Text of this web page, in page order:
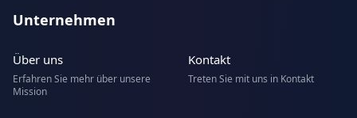
Unternehmen
Über uns
Erfahren Sie mehr über unsere
Mission
Kontakt
Treten Sie mit uns in Kontakt